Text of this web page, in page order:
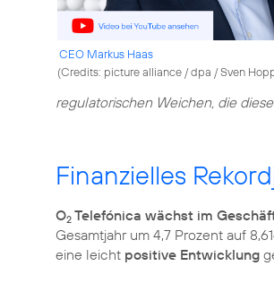
CEO Markus Haas
(Credits: picture alliance / dpa / Sven
regulatorischen Weichen, die
Finanzielles
O2 Telefónica wächst im
Gesamtjahr um 4,7 Prozent auf
eine leicht positive Entwicklung